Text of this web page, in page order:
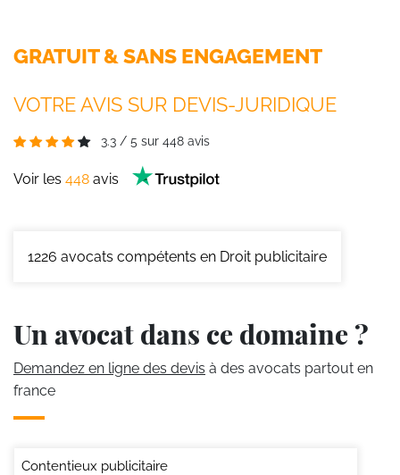
GRATUIT & SANS ENGAGEMENT
VOTRE AVIS SUR DEVIS-JURIDIQUE
3.3 / 5 sur 448 avis
Voir les 448 avis
1226 avocats compétents en Droit publicitaire
Un avocat dans ce domaine ?
Demandez en ligne des devis à des avocats partout en
france
Contentieux publicitaire